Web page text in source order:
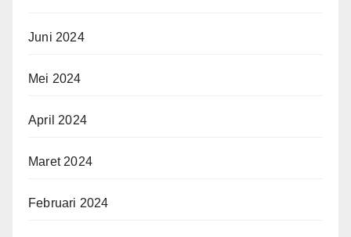
Juni 2024
Mei 2024
April 2024
Maret 2024
Februari 2024